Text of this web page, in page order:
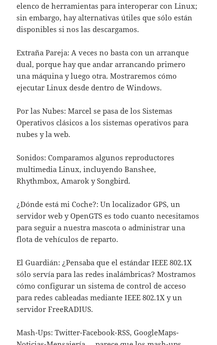
elenco de herramientas para interoperar con Linux;
sin embargo, hay alternativas útiles que sólo están
disponibles si nos las descargamos.
Extraña Pareja: A veces no basta con un arranque
dual, porque hay que andar arrancando primero
una máquina y luego otra. Mostraremos cómo
ejecutar Linux desde dentro de Windows.
Por las Nubes: Marcel se pasa de los Sistemas
Operativos clásicos a los sistemas operativos para
nubes y la web.
Sonidos: Comparamos algunos reproductores
multimedia Linux, incluyendo Banshee,
Rhythmbox, Amarok y Songbird.
¿Dónde está mi Coche?: Un localizador GPS, un
servidor web y OpenGTS es todo cuanto necesitamos
para seguir a nuestra mascota o administrar una
flota de vehículos de reparto.
El Guardián: ¿Pensaba que el estándar IEEE 802.1X
sólo servía para las redes inalámbricas? Mostramos
cómo configurar un sistema de control de acceso
para redes cableadas mediante IEEE 802.1X y un
servidor FreeRADIUS.
Mash-Ups: Twitter-Facebook-RSS, GoogleMaps-